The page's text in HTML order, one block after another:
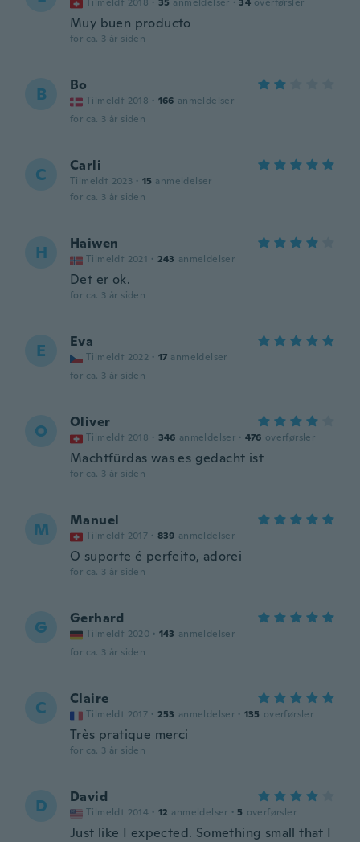
Muy buen producto
for ca. 3 år siden
B Bo
Tilmeldt 2018 · 166 anmeldelser
for ca. 3 år siden
C Carli
Tilmeldt 2023 · 15 anmeldelser
for ca. 3 år siden
H Haiwen
Tilmeldt 2021 · 243 anmeldelser
Det er ok.
for ca. 3 år siden
E Eva
Tilmeldt 2022 · 17 anmeldelser
for ca. 3 år siden
O Oliver
Tilmeldt 2018 · 346 anmeldelser · 476 overførsler
Machtfürdas was es gedacht ist
for ca. 3 år siden
M Manuel
Tilmeldt 2017 · 839 anmeldelser
O suporte é perfeito, adorei
for ca. 3 år siden
G Gerhard
Tilmeldt 2020 · 143 anmeldelser
for ca. 3 år siden
C Claire
Tilmeldt 2017 · 253 anmeldelser · 135 overførsler
Très pratique merci
for ca. 3 år siden
D David
Tilmeldt 2014 · 12 anmeldelser · 5 overførsler
Just like I expected. Something small that I